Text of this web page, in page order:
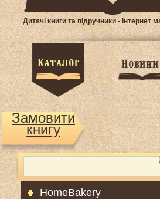
Дитячі книги та підручники - інтернет
Замовити
книгу
HomeBakery